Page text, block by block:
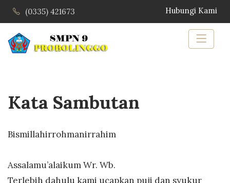
(0335) 421673 Hubungi Kami
Kata Sambutan
Bismillahirrohmanirrahim
Assalamu’alaikum Wr. Wb.
Terlebih dahulu kami ucapkan puji dan syukur